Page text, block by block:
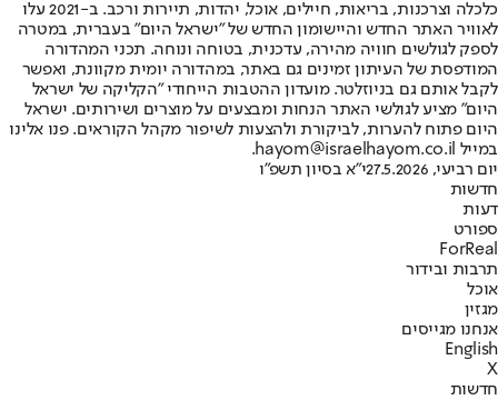
כלכלה וצרכנות, בריאות, חיילים, אוכל, יהדות, תיירות ורכב. ב-2021 עלו
לאוויר האתר החדש והיישומון החדש של "ישראל היום" בעברית, במטרה
לספק לגולשים חוויה מהירה, עדכנית, בטוחה ונוחה. תכני המהדורה
המודפסת של העיתון זמינים גם באתר, במהדורה יומית מקוונת, ואפשר
לקבל אותם גם בניוזלטר. מועדון ההטבות הייחודי "הקליקה של ישראל
היום" מציע לגולשי האתר הנחות ומבצעים על מוצרים ושירותים. ישראל
היום פתוח להערות, לביקורת ולהצעות לשיפור מקהל הקוראים. פנו אלינו
במייל hayom@israelhayom.co.il.
יום רביעי, 27.5.2026
י"א בסיון תשפ"ו
חדשות
דעות
ספורט
ForReal
תרבות ובידור
אוכל
מגזין
אנחנו מגייסים
English
X
חדשות